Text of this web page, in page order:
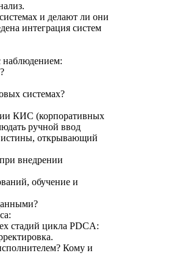
и делают ли они
интеграция систем
наблюдением:
системах?
КИС (корпоративных
ручной ввод
истины, открывающий
внедрении
обучение и
стадий цикла PDCA:
Кому и